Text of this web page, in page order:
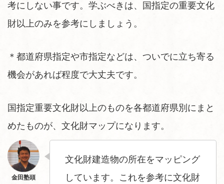
考にしない事です。学ぶべきは、国指定の重要文化
財以上のみを参考にしましょう。
＊都道府県指定や市指定などは、ついでに立ち寄る
機会があれば程度で大丈夫です。
国指定重要文化財以上のものを各都道府県別にまと
めたものが、文化財マップになります。
文化財建造物の所在をマッピング
しています。これを参考に文化財